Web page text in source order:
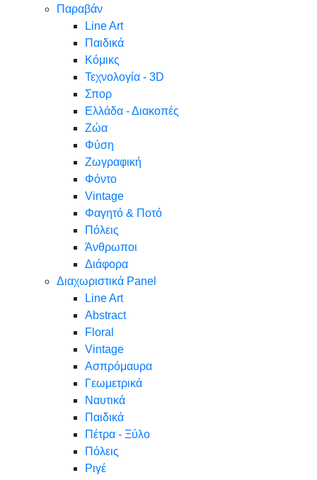
Παραβάν
Line Art
Παιδικά
Κόμικς
Τεχνολογία - 3D
Σπορ
Ελλάδα - Διακοπές
Ζώα
Φύση
Ζωγραφική
Φόντο
Vintage
Φαγητό & Ποτό
Πόλεις
Άνθρωποι
Διάφορα
Διαχωριστικά Panel
Line Art
Abstract
Floral
Vintage
Ασπρόμαυρα
Γεωμετρικά
Ναυτικά
Παιδικά
Πέτρα - Ξύλο
Πόλεις
Ριγέ